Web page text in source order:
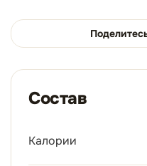
Состав
Калории